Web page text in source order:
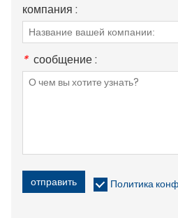
компания :
* сообщение :
отправить Политика